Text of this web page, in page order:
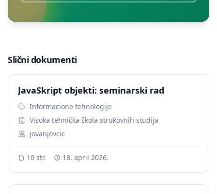
Slični dokumenti
JavaSkript objekti: seminarski rad
Informacione tehnologije
Visoka tehnička škola strukovnih studija
jovanjovcic
10 str. 18. april 2026.